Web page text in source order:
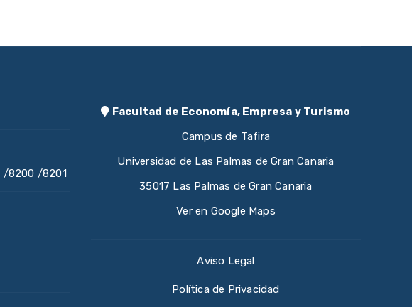
/8200 /8201
Facultad de Economía, Empresa y Turismo
Campus de Tafira
Universidad de Las Palmas de Gran Canaria
35017 Las Palmas de Gran Canaria
Ver en Google Maps
Aviso Legal
Política de Privacidad